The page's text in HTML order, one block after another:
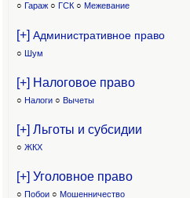
○ Гараж ○ ГСК ○ Межевание
[+] Административное право
○ Шум
[+] Налоговое право
○ Налоги ○ Вычеты
[+] Льготы и субсидии
○ ЖКХ
[+] Уголовное право
○ Побои ○ Мошенничество